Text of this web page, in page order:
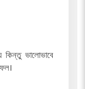
কিন্তু ভালোভাবে